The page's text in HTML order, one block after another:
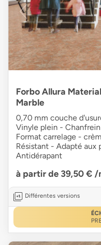
Forbo Allura
Marble
0,70 mm couche
Vinyle plein -
Format carrelage -
Résistant - Adapté aux
Antidérapant
à partir de 39,50 € /
Différentes versions